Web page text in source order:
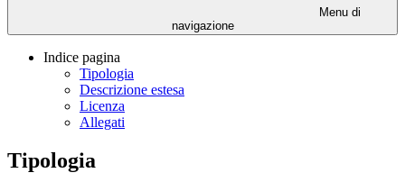
Menu di
navigazione
Indice pagina
Tipologia
Descrizione estesa
Licenza
Allegati
Tipologia